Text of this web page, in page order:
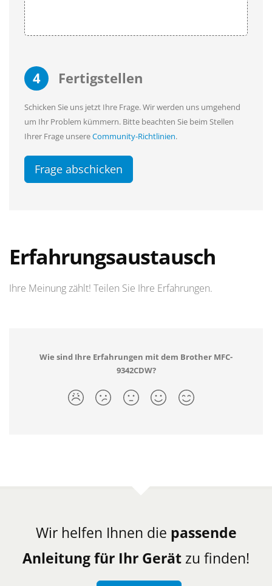
4 Fertigstellen
Schicken Sie uns jetzt Ihre Frage. Wir werden uns umgehend
um Ihr Problem kümmern. Bitte beachten Sie beim Stellen
Ihrer Frage unsereCommunity-Richtlinien.
Frage abschicken
Erfahrungsaustausch
Ihre Meinung zählt! Teilen Sie Ihre Erfahrungen.
Wie sind Ihre Erfahrungen mit dem Brother MFC-
9342CDW?
Wir helfen Ihnen die passende
Anleitung für Ihr Gerät zu finden!